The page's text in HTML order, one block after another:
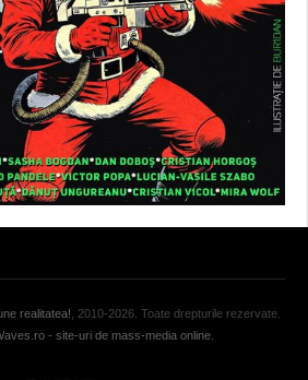
realitatea! , 2010-2026. Toate drepturile rezervate.
- site-uri de mass-media online.